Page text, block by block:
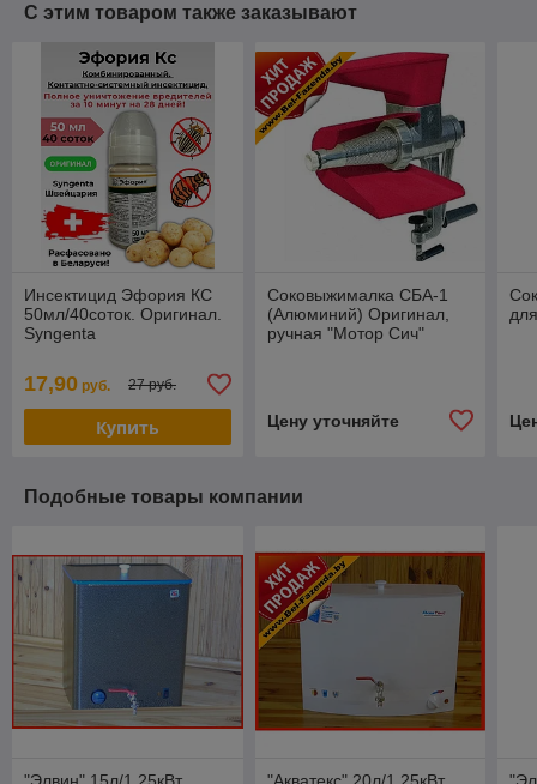
С этим товаром также заказывают
Инсектицид Эфория КС
50мл/40соток. Оригинал.
Syngenta
17,90 руб. 27 руб.
Купить
Соковыжималка СБА-1
(Алюминий) Оригинал,
ручная "Мотор Сич"
Цену уточняйте
Подобные товары компании
"Элвин" 15л/1.25кВт "Акватекс" 20л/1.25кВт